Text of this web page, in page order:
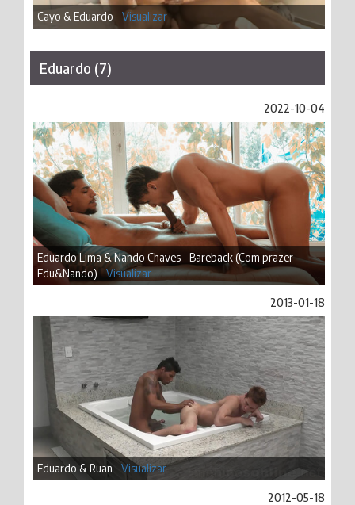
Cayo & Eduardo -Visualizar
Eduardo (7)
2022-10-04
Eduardo Lima & Nando Chaves - Bareback (Com prazer
Edu&Nando) -Visualizar
2013-01-18
Eduardo & Ruan -Visualizar
2012-05-18